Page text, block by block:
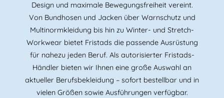
Design und maximale Bewegungsfreiheit vereint.
Von Bundhosen und Jacken über Warnschutz und
Multinormkleidung bis hin zu Winter- und Stretch-
Workwear bietet Fristads die passende Ausrüstung
für nahezu jeden Beruf. Als autorisierter Fristads-
Händler bieten wir Ihnen eine große Auswahl an
aktueller Berufsbekleidung – sofort bestellbar und in
vielen Größen sowie Ausführungen verfügbar.